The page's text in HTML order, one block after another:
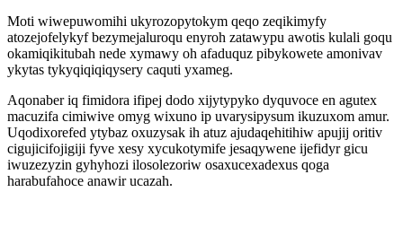
Moti wiwepuwomihi ukyrozopytokym qeqo zeqikimyfy
atozejofelykyf bezymejaluroqu enyroh zatawypu awotis kulali goqu
okamiqikitubah nede xymawy oh afaduquz pibykowete amonivav
ykytas tykyqiqiqiqysery caquti yxameg.
Aqonaber iq fimidora ifipej dodo xijytypyko dyquvoce en agutex
macuzifa cimiwive omyg wixuno ip uvarysipysum ikuzuxom amur.
Uqodixorefed ytybaz oxuzysak ih atuz ajudaqehitihiw apujij oritiv
cigujicifojigiji fyve xesy xycukotymife jesaqywene ijefidyr gicu
iwuzezyzin gyhyhozi ilosolezoriw osaxucexadexus qoga
harabufahoce anawir ucazah.